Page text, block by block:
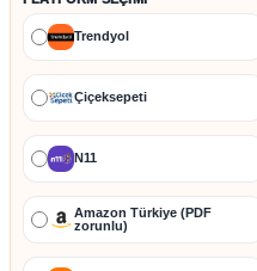
Trendyol
Çiçeksepeti
N11
Amazon Türkiye (PDF
zorunlu)